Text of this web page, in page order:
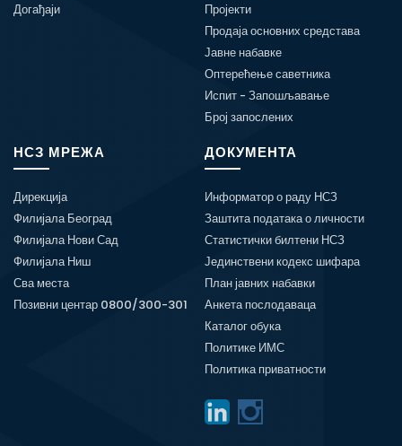
Догађаји
Пројекти
Продаја основних средстава
Јавне набавке
Оптерећење саветника
Испит - Запошљавање
Број запослених
НСЗ МРЕЖА
Дирекција
Филијала Београд
Филијала Нови Сад
Филијала Ниш
Сва места
Позивни центар 0800/300-301
ДОКУМЕНТА
Информатор о раду НСЗ
Заштита података о личности
Статистички билтени НСЗ
Јединствени кодекс шифара
План јавних набавки
Анкета послодаваца
Каталог обука
Политике ИМС
Политика приватности